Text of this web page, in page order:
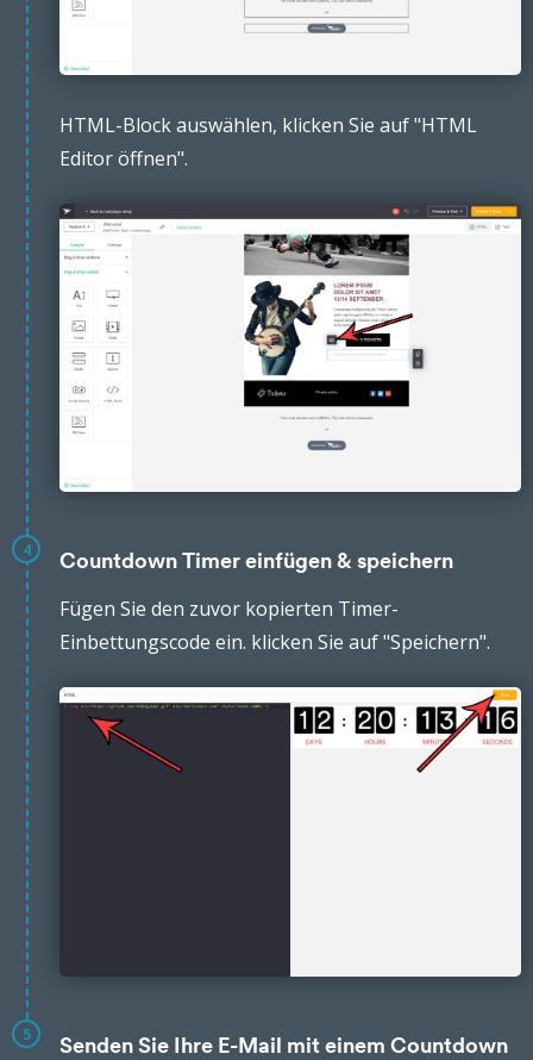
HTML-Block auswählen, klicken Sie auf "HTML
Editor öffnen".
4
Countdown Timer einfügen & speichern
Fügen Sie den zuvor kopierten Timer-
Einbettungscode ein. klicken Sie auf "Speichern".
5
Senden Sie Ihre E-Mail mit einem Countdown